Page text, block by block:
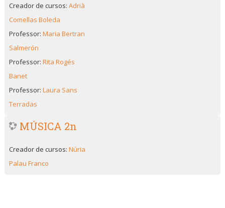
Creador de cursos:Adrià
Comellas Boleda
Professor:Maria Bertran
Salmerón
Professor:Rita Rogés
Banet
Professor:Laura Sans
Terradas
MÚSICA 2n
Creador de cursos:Núria
Palau Franco